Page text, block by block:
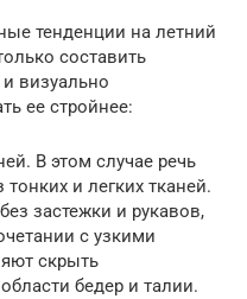
тенденции на летний
составить
визуально
ее стройнее:
В этом случае речь
и легких тканей.
застежки и рукавов,
с узкими
скрыть
бедер и талии.